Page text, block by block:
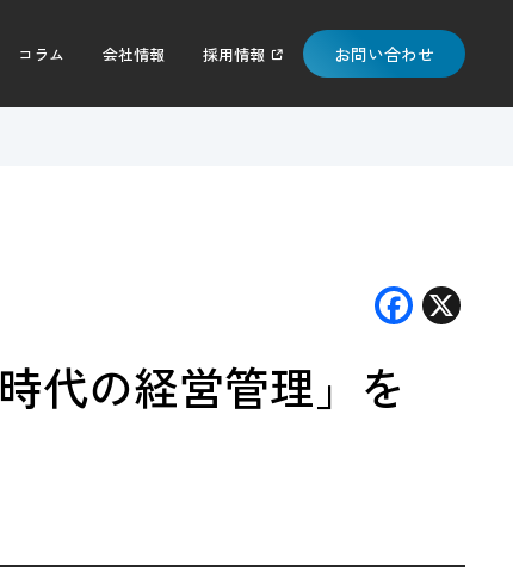
コラム 会社情報 採用情報 お問い合わせ
F
代の経営管理」を